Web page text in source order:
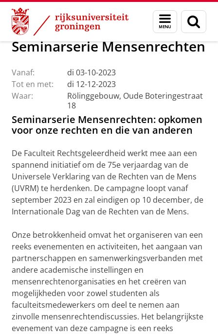
Skip
Content
Skip
Navigation
Menu
en
zoeken
Over ons Agenda
Seminarserie Mensenrechten
Vanaf:
di 03-10-2023
Tot en met:
di 12-12-2023
Waar:
Rölinggebouw, Oude Boteringestraat
18
Seminarserie Mensenrechten: opkomen
voor onze rechten en die van anderen
De Faculteit Rechtsgeleerdheid werkt mee aan een
spannend initiatief om de 75e verjaardag van de
Universele Verklaring van de Rechten van de Mens
(UVRM) te herdenken. De campagne loopt vanaf
september 2023 en zal eindigen op 10 december, de
Internationale Dag van de Rechten van de Mens.
Onze betrokkenheid omvat het organiseren van een
reeks evenementen en activiteiten, het aangaan van
partnerschappen en samenwerkingsverbanden met
andere academische instellingen en
mensenrechtenorganisaties en het creëren van
mogelijkheden voor zowel studenten als
faculteitsmedewerkers om deel te nemen aan
zinvolle mensenrechtendiscussies. Het belangrijkste
evenement van deze campagne is een reeks